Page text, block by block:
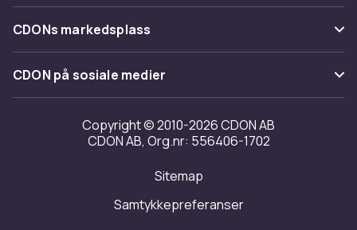
Tilbakekallinger
Varemerker
Om oss
Kundeanmeldelser
Jobbe på CDON
Investor relations
Tilgjengelighet
CDONs markedsplass
Merchant Help Center
CDON på sosiale medier
Copyright © 2010-2026 CDON AB
CDON AB, Org.nr: 556406-1702
Sitemap
Samtykkepreferanser